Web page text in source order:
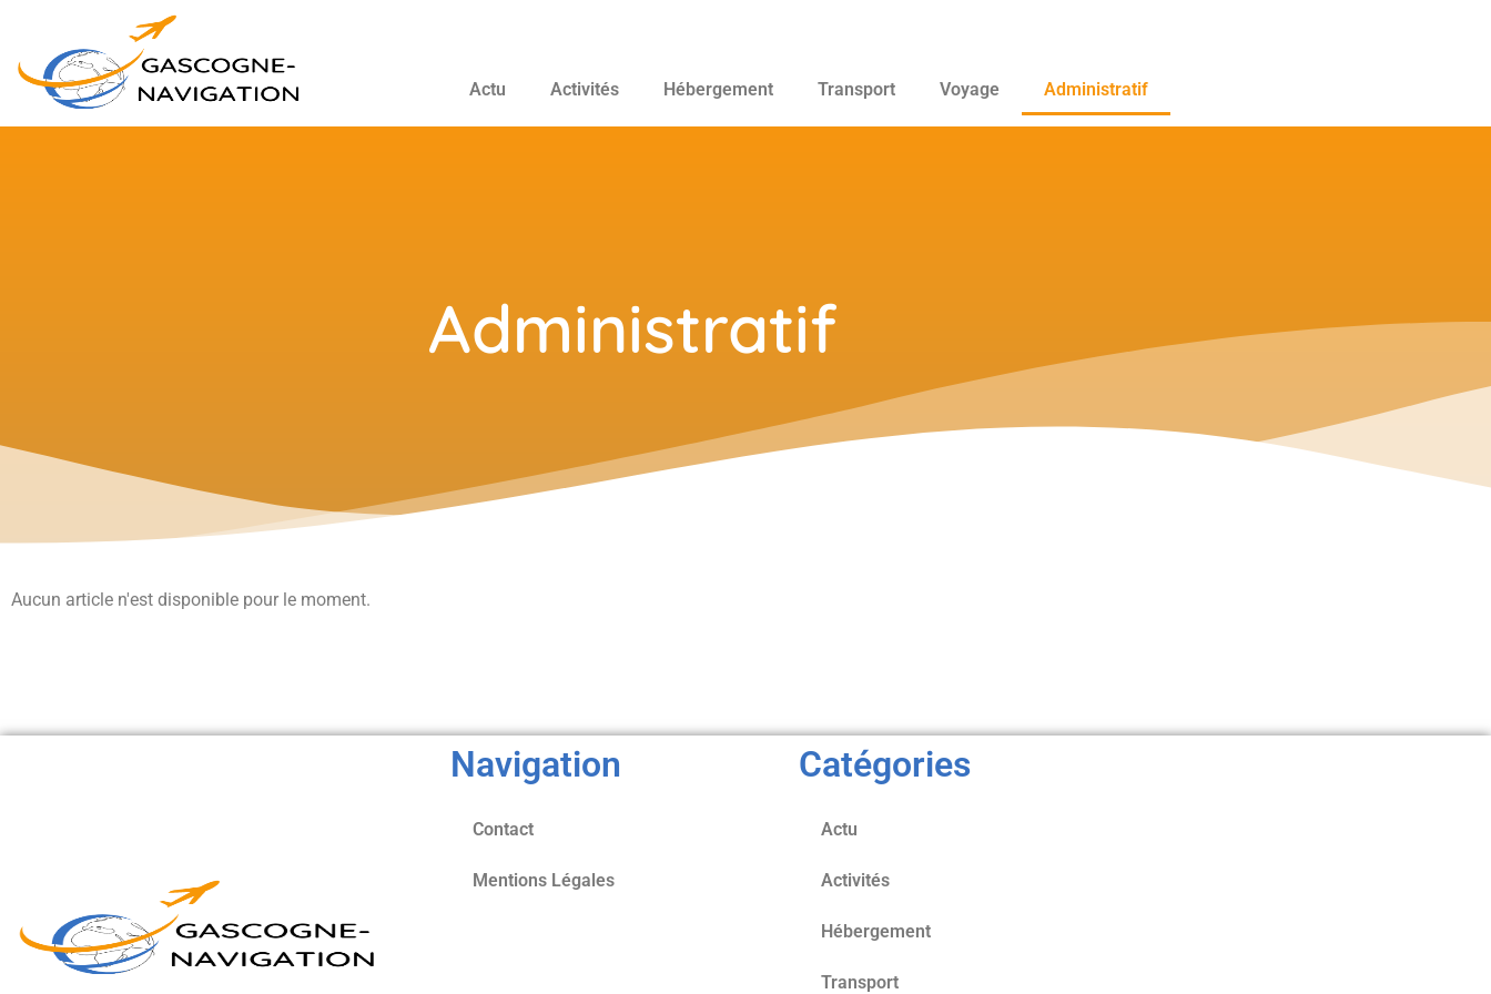
Actu Activités Hébergement Transport Voyage Administratif
Administratif
Aucun article n'est disponible pour le moment.
Navigation
Contact
Mentions Légales
Catégories
Actu
Activités
Hébergement
Transport